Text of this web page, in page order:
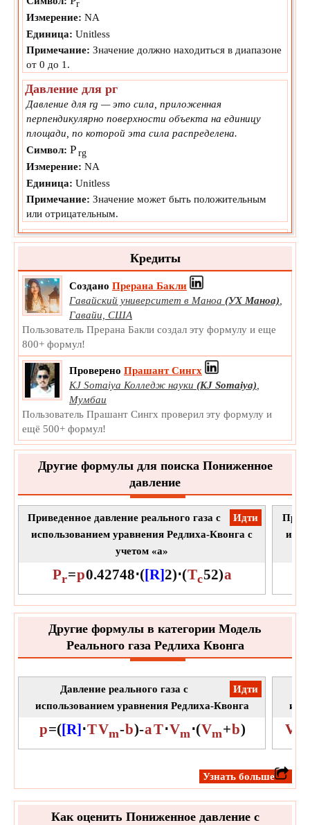
r
Измерение: NA
Единица: Unitless
Примечание: Значение должно находиться в диапазоне
от 0 до 1.
Давление для рг
Давление для rg — это сила, приложенная
перпендикулярно поверхности объекта на единицу
площади, по которой эта сила распределена.
Символ: Prg
Измерение: NA
Единица: Unitless
Примечание: Значение может быть положительным
или отрицательным.
Параметр Редлиха–Квонга a
Параметр Редлиха–Квонга a является эмпирическим
параметром, характерным для уравнения, полученного
из модели Редлиха–Квонга для реального газа.
Символ:
a
Измерение:NA
Единица:Unitless
Примечание:
или отрицательным.
Параметр Редлиха – Квонга b
Параметр Редлиха – Квонга b является эмпирической
характеристикой параметра уравнения, полученного
из модели Редлиха – Квонга для реального газа.
Символ: b
Измерение:
NA
Единица:
Unitless
Примечание:Значение может быть положительным
или отрицательным.
Кредиты
Создано Прерана Бакли
Гавайский университет в Маноа (УХ Маноа)
Гавайи, США
Пользователь Прерана Бакли создал эту формулу и еще
800+ формул!
Проверено Прашант Сингх
KJ Somaiya Колледж науки (KJ Somaiya)
Мумбаи
Пользователь Прашант Сингх проверил эту формулу и
ещё 500+ формул!
Другие формулы для поиска Пониженное
давление
​Идти
Приведенное давление реального газа с
использованием уравнения Редлиха-Квонга с
учетом «а»
Pr=p0.42748⋅([R]2)⋅(Tc52)a
Другие формулы в категории Модель
Реального газа Редлиха Квонга
​Идти
Давление реального газа с
использованием уравнения Редлиха-Квонга
p=([R]⋅TVm-b)-aT⋅Vm ⋅(Vm+b) V
​Узнать больше
Как оценить Пониженное давление с